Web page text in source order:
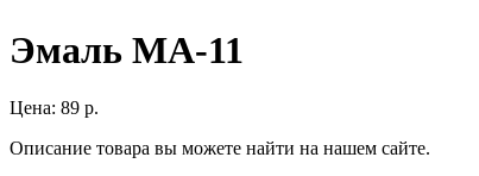
Эмаль МА-11
Цена: 89 р.
Описание товара вы можете найти на нашем сайте.